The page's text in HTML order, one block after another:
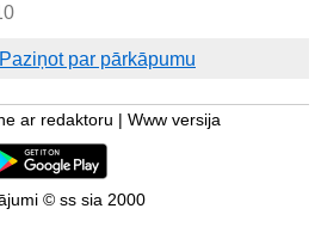
Paziņot par pārkāpumu
ar redaktoru Www versija
© ss sia 2000